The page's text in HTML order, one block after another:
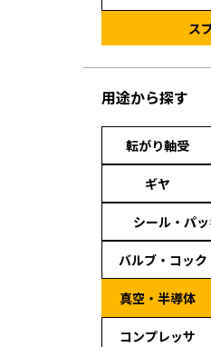
ス
用途から探す
転がり軸受
ギヤ
シール・パ
バルブ・コック
真空・半導体
コンプレッサ